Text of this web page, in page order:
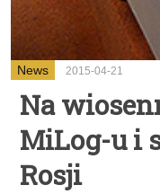
News 2015-04-21
Na
MiLog-u i
Rosji